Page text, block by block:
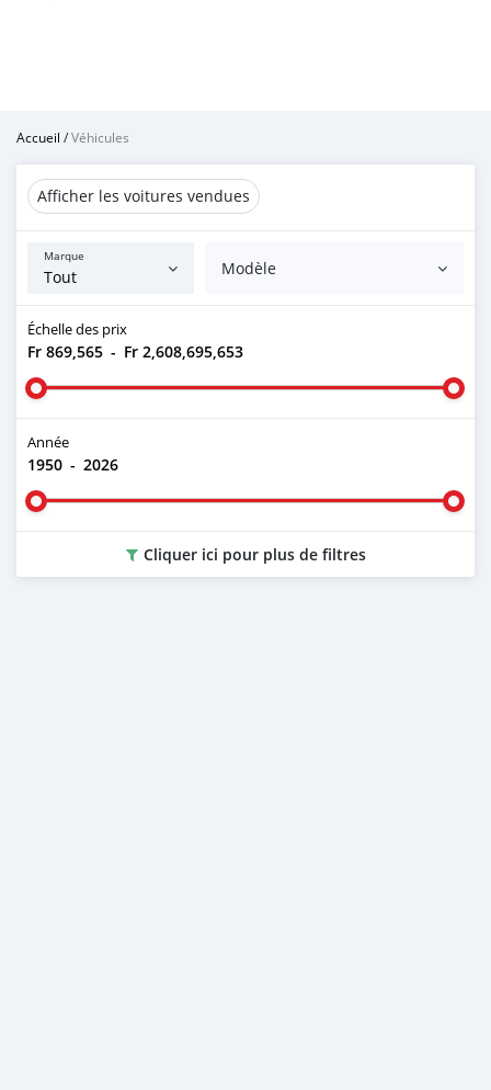
Accueil /Véhicules
Afficher les voitures vendues
Marque
Modèle
Échelle des prix
Fr 869,565 - Fr 2,608,695,653
Année
1950 - 2026
Cliquer ici pour plus de filtres